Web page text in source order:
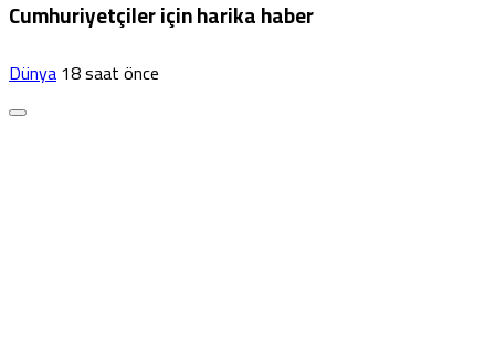
Cumhuriyetçiler için harika haber
Dünya18 saat önce